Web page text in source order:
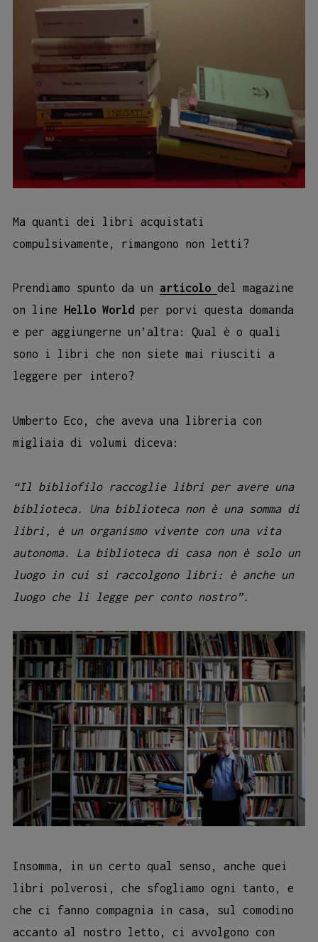
Ma quanti dei libri acquistati
compulsivamente, rimangono non letti?
Prendiamo spunto da un articolo del magazine
on line
Hello World
per porvi questa domanda
e per aggiungerne un’altra: Qual è o quali
sono i libri che non siete mai riusciti a
leggere per intero?
Umberto Eco, che aveva una libreria con
migliaia di volumi diceva:
“Il bibliofilo raccoglie libri per avere una
biblioteca. Una biblioteca non è una somma di
libri, è un organismo vivente con una vita
autonoma. La biblioteca di casa non è solo un
luogo in cui si raccolgono libri: è anche un
luogo che
li legge per conto nostro”.
Insomma, in un certo qual senso, anche quei
libri polverosi, che sfogliamo ogni tanto, e
che ci fanno compagnia in casa, sul comodino
accanto al nostro letto, ci avvolgono con